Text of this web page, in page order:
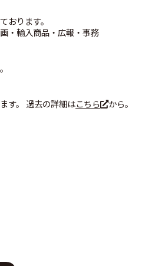
おります。
・輸入商品・広報・事務
す。 過去の詳細はこちら から。